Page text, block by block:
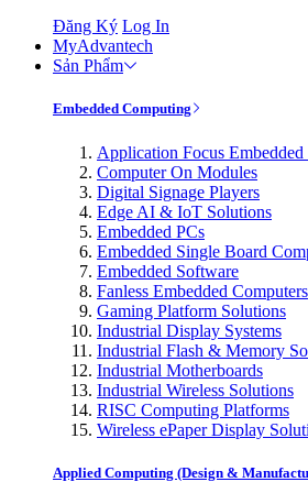
Đăng Ký Log In
MyAdvantech
Sản Phẩm
Embedded Computing
Application Focus Embedded
Computer On Modules
Digital Signage Players
Edge AI & IoT Solutions
Embedded PCs
Embedded Single Board
Embedded Software
Fanless Embedded Computers
Gaming Platform Solutions
Industrial Display Systems
Industrial Flash & Memory
Industrial Motherboards
Industrial Wireless Solutions
RISC Computing Platforms
Wireless ePaper Display
Applied Computing (Design &